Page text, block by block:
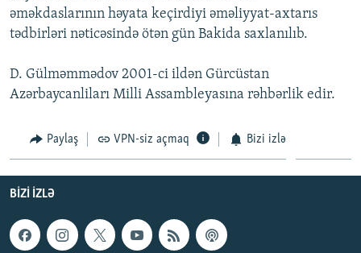
əməkdaslarının həyata keçirdiyi əməliyyat-axtarıs
tədbirləri nəticəsində ötən gün Bakida saxlanılıb.
D. Gülməmmədov 2001-ci ildən Gürcüstan
Azərbaycanliları Milli Assambleyasına rəhbərlik edir.
Paylaş VPN-siz açmaq Bizi izlə
BIZI IZLƏ